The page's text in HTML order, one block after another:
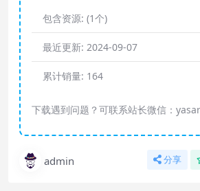
包含资源: (1个)
最近更新: 2024-09-07
累计销量: 164
下载遇到问题？可联系站长微信：
admin 分享